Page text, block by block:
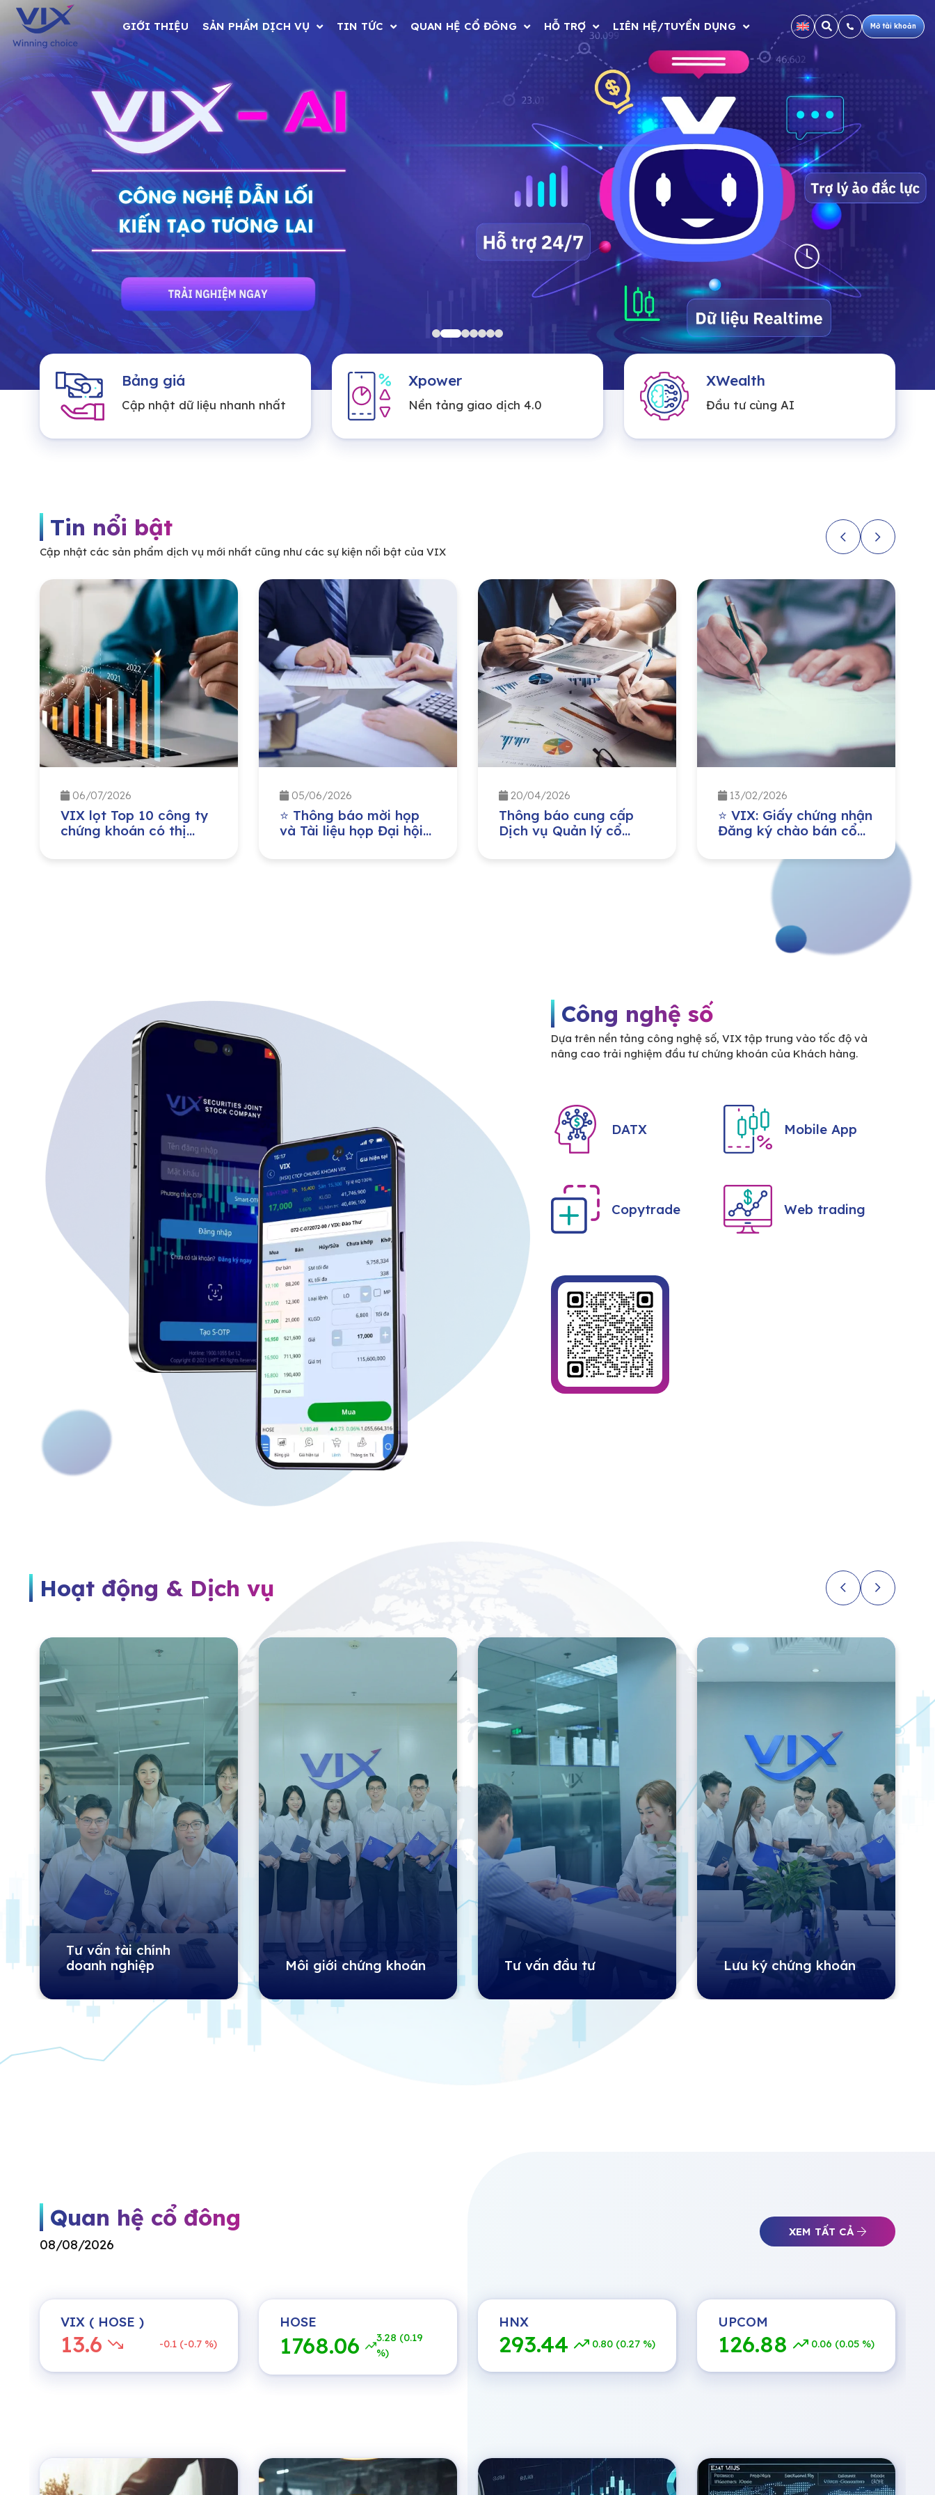
GIỚI THIỆU SẢN PHẨM DỊCH VỤ TIN TỨC QUAN HỆ CỔ ĐÔNG HỖ TRỢ LIÊN HỆ/TUYỂN DỤNG Mở tài khoản
Bảng giá
Cập nhật dữ liệu nhanh nhất
Xpower
Nền tảng giao dịch 4.0
XWealth
Đầu tư cùng AI
Tin nổi bật
Cập nhật các sản phẩm dịch vụ mới nhất cũng như các sự kiện nổi bật của VIX
06/07/2026
VIX lọt Top 10 công ty
chứng khoán có thị
05/06/2026
⭐ Thông báo mời họp
và Tài liệu họp Đại hội
20/04/2026
Thông báo cung cấp
Dịch vụ Quản lý cổ
13/02/2026
⭐ VIX: Giấy chứng nhận
Đăng ký chào bán cổ
Công nghệ số
Dựa trên nền tảng công nghệ số, VIX tập trung vào tốc độ và
nâng cao trải nghiệm đầu tư chứng khoán của Khách hàng.
DATX Mobile App
Copytrade Web trading
Hoạt động & Dịch vụ
Tư vấn tài chính
doanh nghiệp
Môi giới chứng khoán Tư vấn đầu tư Lưu ký chứng khoán
Quan hệ cổ đông
08/08/2026
XEM TẤT CẢ
VIX ( HOSE )
13.6 -0.1 (-0.7 %)
HOSE
1768.06
3.28 (0.19
%)
HNX
293.44 0.80 (0.27 %)
UPCOM
126.88 0.06 (0.05 %)